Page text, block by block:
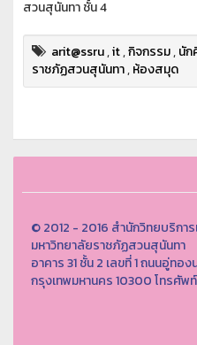
สวนสุนันทา ชั้น 4
arit@ssru,it,กิจกรรม,นัก
ราชภัฏสวนสุนันทา,ห้องสมุด
© 2012 - 2016 สำนักวิทยบริกา
มหาวิทยาลัยราชภัฏสวนสุนันทา
อาคาร 31 ชั้น 2 เลขที่ 1 ถนนอู่ท
กรุงเทพมหานคร 10300 โทรศัพ